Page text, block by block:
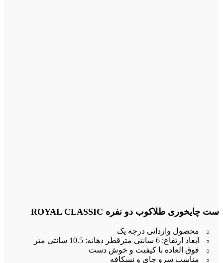
ست چایخوری طلاکوب دو نفره ROYAL CLASSIC
محصول وارداتی درجه یک
ابعاد ارتفاع: 6 سانتی متر
قطر دهانه: 10.5 سانتی متر
فوق العاده با کیفیت و خوش دست
مناسب سرو چای و نسکافه